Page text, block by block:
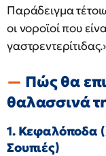
Παράδειγμα
οι νοροϊοί που
Πώς θα
θαλασσινά
1. Κεφαλόποδα
Σουπιές)